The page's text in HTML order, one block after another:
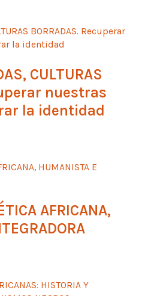
CULTURAS
nuestras
la identidad
AFRICANA,